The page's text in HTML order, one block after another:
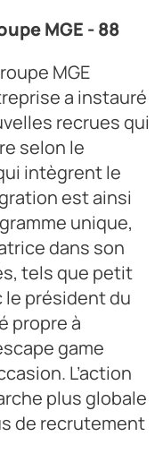
MGE - 88
MGE
a instauré
recrues qui
selon le
intègrent le
est ainsi
unique,
dans son
tels que petit
président du
propre à
game
L’action
plus globale
de recrutement